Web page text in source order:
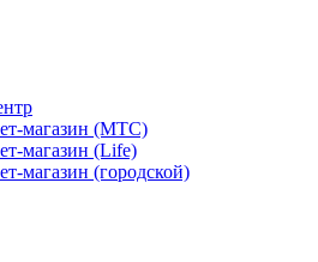
магазин (МТС)
магазин (Life)
магазин (городской)